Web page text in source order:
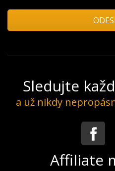
Sledujte
a už nikdy
Affiliate